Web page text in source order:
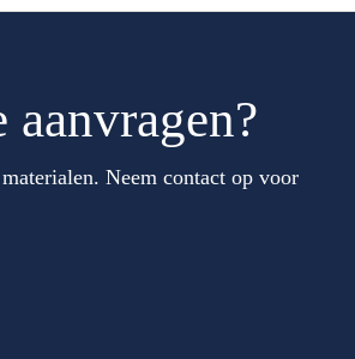
Neem contact op voor